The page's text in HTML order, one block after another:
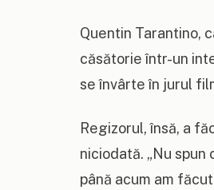
Quentin Tarantino,
căsătorie într-un
se învârte în jurul
Regizorul, însă, a
niciodată. „Nu spun
până acum am